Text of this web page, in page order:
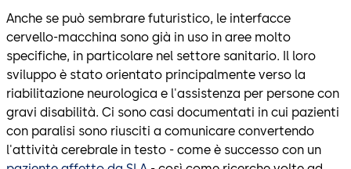
Anche se può sembrare futuristico, le interfacce
cervello-macchina sono già in uso in aree molto
specifiche, in particolare nel settore sanitario. Il loro
sviluppo è stato orientato principalmente verso la
riabilitazione neurologica e l'assistenza per persone con
gravi disabilità. Ci sono casi documentati in cui pazienti
con paralisi sono riusciti a comunicare convertendo
l'attività cerebrale in testo - come è successo con un